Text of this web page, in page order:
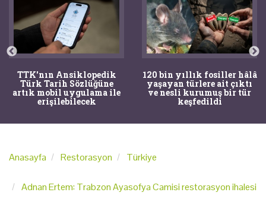
TTK'nın Ansiklopedik
Türk Tarih Sözlüğüne
artık mobil uygulama ile
erişilebilecek
120 bin yıllık fosiller hâlâ
yaşayan türlere ait çıktı
ve nesli kurumuş bir tür
keşfedildi
Anasayfa Restorasyon Türkiye
Adnan Ertem: Trabzon Ayasofya Camisi restorasyon ihalesi